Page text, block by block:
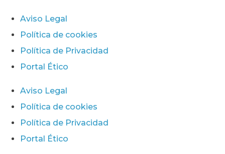
Aviso Legal
Política de cookies
Política de Privacidad
Portal Ético
Aviso Legal
Política de cookies
Política de Privacidad
Portal Ético